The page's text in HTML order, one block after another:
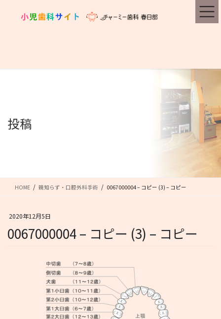
投稿
HOME 親知らず・口腔外科手術 0067000004 – コピー (3) – コピー
2020年12月5日
0067000004 – コピー (3) – コピー